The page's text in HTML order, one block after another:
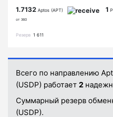
1.7132 Aptos (APT)
от 360
1
Резерв 1 611
Всего по направлению
(USDP) работает 2
Суммарный резерв
(USDP).